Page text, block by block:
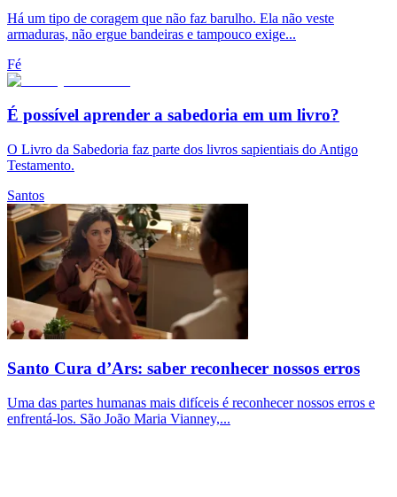
Há um tipo de coragem que não faz barulho. Ela não veste
armaduras, não ergue bandeiras e tampouco exige...
Fé
É possível aprender a sabedoria em um livro?
O Livro da Sabedoria faz parte dos livros sapientiais do Antigo
Testamento.
Santos
Santo Cura d’Ars: saber reconhecer nossos erros
Uma das partes humanas mais difíceis é reconhecer nossos erros e
enfrentá-los. São João Maria Vianney,...